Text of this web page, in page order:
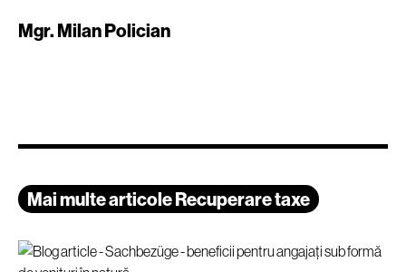
Mgr. Milan Polician
Mai multe articole Recuperare taxe